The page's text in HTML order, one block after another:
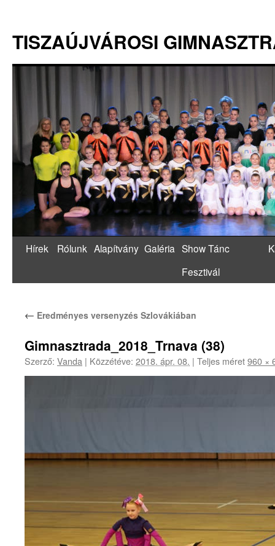
TISZAÚJVÁROSI
Hírek Rólunk Alapítvány Galéria Show Tánc
Fesztivál
← Eredményes versenyzés Szlovákiában
Gimnasztrada_2018_Trnava (38)
Szerző: Vanda | Közzétéve: 2018. ápr. 08. | Teljes méret960 ×